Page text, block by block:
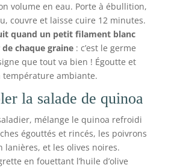
volume en eau. Porte à ébullition,
couvre et laisse cuire 12 minutes.
quand un petit filament blanc
chaque graine: c’est le germe
que tout va bien ! Égoutte et
ambiante.
la salade de quinoa
mélange le quinoa refroidi
égouttés et rincés, les poivrons
lanières, et les olives noires.
en fouettant l’huile d’olive